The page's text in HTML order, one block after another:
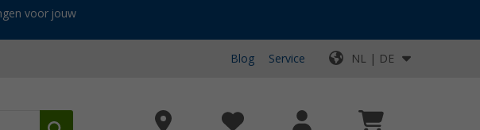
voor jouw
Blog Service NL | DE